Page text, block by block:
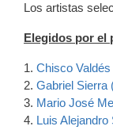
Los artistas
Elegidos por el
1. Chisco
2. Gabriel Sierra
3. Mario José
4. Luis